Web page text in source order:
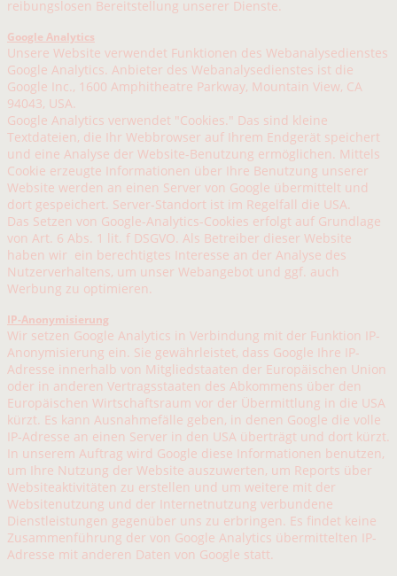
reibungslosen Bereitstellung unserer Dienste.
Google Analytics
Unsere Website verwendet Funktionen des Webanalysedienstes
Google Analytics. Anbieter des Webanalysedienstes ist die
Google Inc., 1600 Amphitheatre Parkway, Mountain View, CA
94043, USA.
Google Analytics verwendet "Cookies." Das sind kleine
Textdateien, die Ihr Webbrowser auf Ihrem Endgerät speichert
und eine Analyse der Website-Benutzung ermöglichen. Mittels
Cookie erzeugte Informationen über Ihre Benutzung unserer
Website werden an einen Server von Google übermittelt und
dort gespeichert. Server-Standort ist im Regelfall die USA.
Das Setzen von Google-Analytics-Cookies erfolgt auf Grundlage
von Art. 6 Abs. 1 lit. f DSGVO. Als Betreiber dieser Website
haben wir ein berechtigtes Interesse an der Analyse des
Nutzerverhaltens, um unser Webangebot und ggf. auch
Werbung zu optimieren.
IP-Anonymisierung
Wir setzen Google Analytics in Verbindung mit der Funktion IP-
Anonymisierung ein. Sie gewährleistet, dass Google Ihre IP-
Adresse innerhalb von Mitgliedstaaten der Europäischen Union
oder in anderen Vertragsstaaten des Abkommens über den
Europäischen Wirtschaftsraum vor der Übermittlung in die USA
kürzt. Es kann Ausnahmefälle geben, in denen Google die volle
IP-Adresse an einen Server in den USA überträgt und dort kürzt.
In unserem Auftrag wird Google diese Informationen benutzen,
um Ihre Nutzung der Website auszuwerten, um Reports über
Websiteaktivitäten zu erstellen und um weitere mit der
Websitenutzung und der Internetnutzung verbundene
Dienstleistungen gegenüber uns zu erbringen. Es findet keine
Zusammenführung der von Google Analytics übermittelten IP-
Adresse mit anderen Daten von Google statt.